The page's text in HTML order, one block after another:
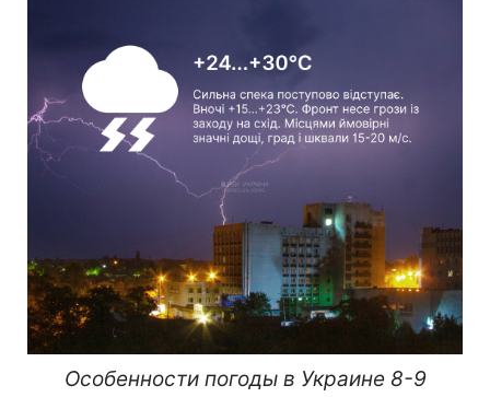
Особенности погоды в Украине 8-9